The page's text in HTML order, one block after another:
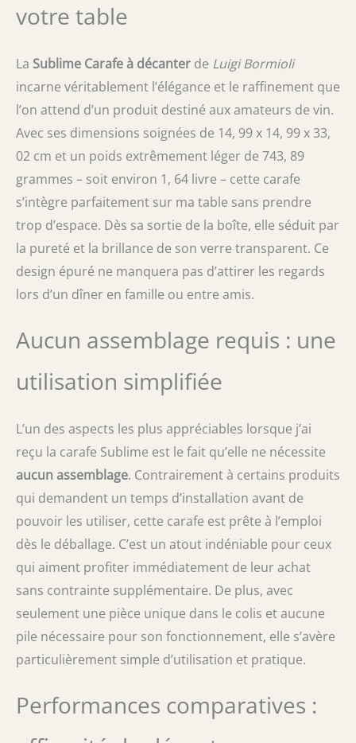
votre table
La Sublime Carafe à décanter de Luigi Bormioli
incarne véritablement l’élégance et le raffinement que
l’on attend d’un produit destiné aux amateurs de vin.
Avec ses dimensions soignées de 14, 99 x 14, 99 x 33,
02 cm et un poids extrêmement léger de 743, 89
grammes – soit environ 1, 64 livre – cette carafe
s’intègre parfaitement sur ma table sans prendre
trop d’espace. Dès sa sortie de la boîte, elle séduit par
la pureté et la brillance de son verre transparent. Ce
design épuré ne manquera pas d’attirer les regards
lors d’un dîner en famille ou entre amis.
Aucun assemblage requis : une
utilisation simplifiée
L’un des aspects les plus appréciables lorsque j’ai
reçu la carafe Sublime est le fait qu’elle ne nécessite
aucun assemblage. Contrairement à certains produits
qui demandent un temps d’installation avant de
pouvoir les utiliser, cette carafe est prête à l’emploi
dès le déballage. C’est un atout indéniable pour ceux
qui aiment profiter immédiatement de leur achat
sans contrainte supplémentaire. De plus, avec
seulement une pièce unique dans le colis et aucune
pile nécessaire pour son fonctionnement, elle s’avère
particulièrement simple d’utilisation et pratique.
Performances comparatives :